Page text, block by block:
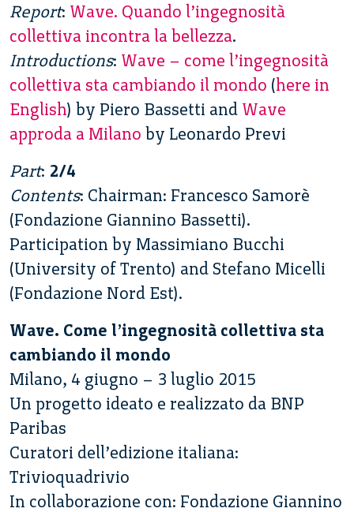
Report: Wave. Quando l’ingegnosità
collettiva incontra la bellezza.
Introductions: Wave – come l’ingegnosità
collettiva sta cambiando il mondo (here in
English) by Piero Bassetti and Wave
approda a Milano by Leonardo Previ
Part: 2/4
Contents: Chairman: Francesco Samorè
(Fondazione Giannino Bassetti).
Participation by Massimiano Bucchi
(University of Trento) and Stefano Micelli
(Fondazione Nord Est).
Wave. Come l’ingegnosità collettiva sta
cambiando il mondo
Milano, 4 giugno – 3 luglio 2015
Un progetto ideato e realizzato da BNP
Paribas
Curatori dell’edizione italiana:
Trivioquadrivio
In collaborazione con: Fondazione Giannino